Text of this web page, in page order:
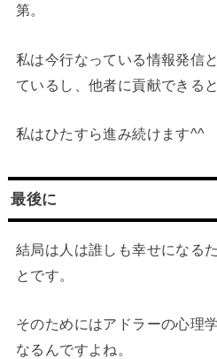
第。
私は今行なっている情報発信
ているし、他者に貢献できる
私はひたすら進み続けます^^
最後に
結局は人は誰しも幸せになる
とです。
そのためにはアドラーの心理
なるんですよね。